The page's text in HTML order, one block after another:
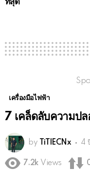
7 เคล็ดลับความปล